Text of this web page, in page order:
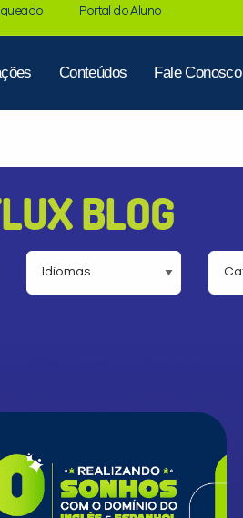
Portal do Aluno
Conteúdos Fale Conosco
BLOG